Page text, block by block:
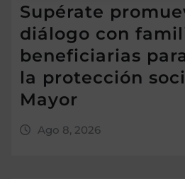
Supérate
diálogo con
beneficiarias
la protección
Mayor
Ago 8, 2026